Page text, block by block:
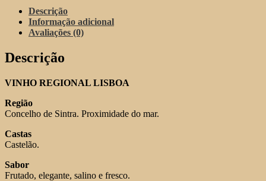
Enseadas
Castelão
2022
Descrição
Informação adicional
Avaliações (0)
Descrição
VINHO REGIONAL LISBOA
Região
Concelho de Sintra. Proximidade do mar.
Castas
Castelão.
Sabor
Frutado, elegante, salino e fresco.